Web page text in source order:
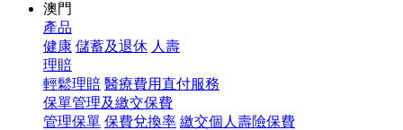
澳門
產品
健康 儲蓄及退休 人壽
理賠
輕鬆理賠 醫療費用直付服務
保單管理及繳交保費
管理保單 保費兌換率 繳交個人壽險保費